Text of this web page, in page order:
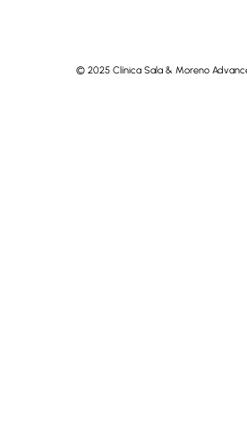
© 2025 Clínica Sala & Moreno